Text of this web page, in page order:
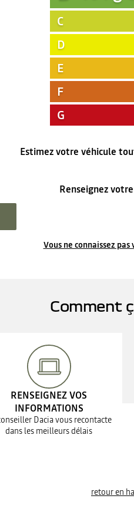
C
D
E
F
G
Estimez votre véhicule
Renseignez
Vous ne connaissez
Comment
RENSEIGNEZ VOS
INFORMATIONS
Dacia vous recontacte
dans les meilleurs délais
retour en